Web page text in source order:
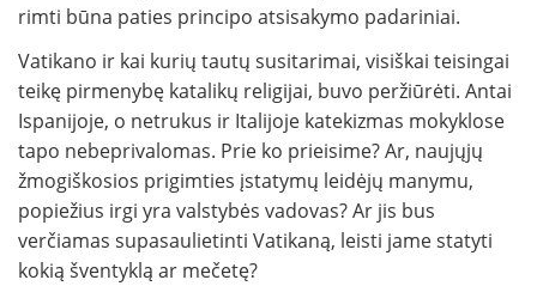
rimti būna paties principo atsisakymo padariniai.
Vatikano ir kai kurių tautų susitarimai, visiškai teisingai
teikę pirmenybę katalikų religijai, buvo peržiūrėti. Antai
Ispanijoje, o netrukus ir Italijoje katekizmas mokyklose
tapo nebeprivalomas. Prie ko prieisime? Ar, naujųjų
žmogiškosios prigimties įstatymų leidėjų manymu,
popiežius irgi yra valstybės vadovas? Ar jis bus
verčiamas supasaulietinti Vatikaną, leisti jame statyti
kokią šventyklą ar mečetę?